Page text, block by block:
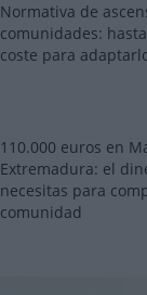
Normativa de
comunidades:
coste para
110.000 euros en
Extremadura: el
necesitas para
comunidad